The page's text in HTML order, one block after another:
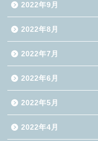
2022年9月
2022年8月
2022年7月
2022年6月
2022年5月
2022年4月